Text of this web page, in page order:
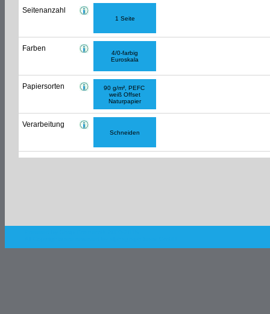
Seitenanzahl
1 Seite
Farben
4/0-farbig
Euroskala
Papiersorten
90 g/m², PEFC
weiß Offset
Naturpapier
Verarbeitung
Schneiden